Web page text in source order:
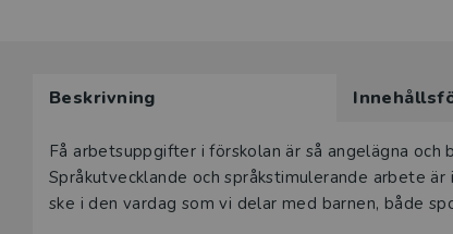
Beskrivning
Beskrivning
Få arbetsuppgifter i förskolan är så angelägna
Språkutvecklande och språkstimulerande arbete
ske i den vardag som vi delar med barnen, både